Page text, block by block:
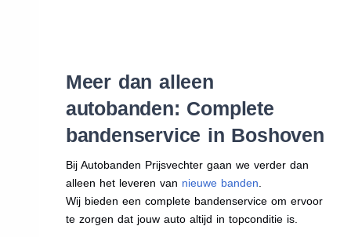
Meer dan alleen
autobanden: Complete
bandenservice in Boshoven
Bij Autobanden Prijsvechter gaan we verder dan
alleen het leveren van nieuwe banden.
Wij bieden een complete bandenservice om ervoor
te zorgen dat jouw auto altijd in topconditie is.